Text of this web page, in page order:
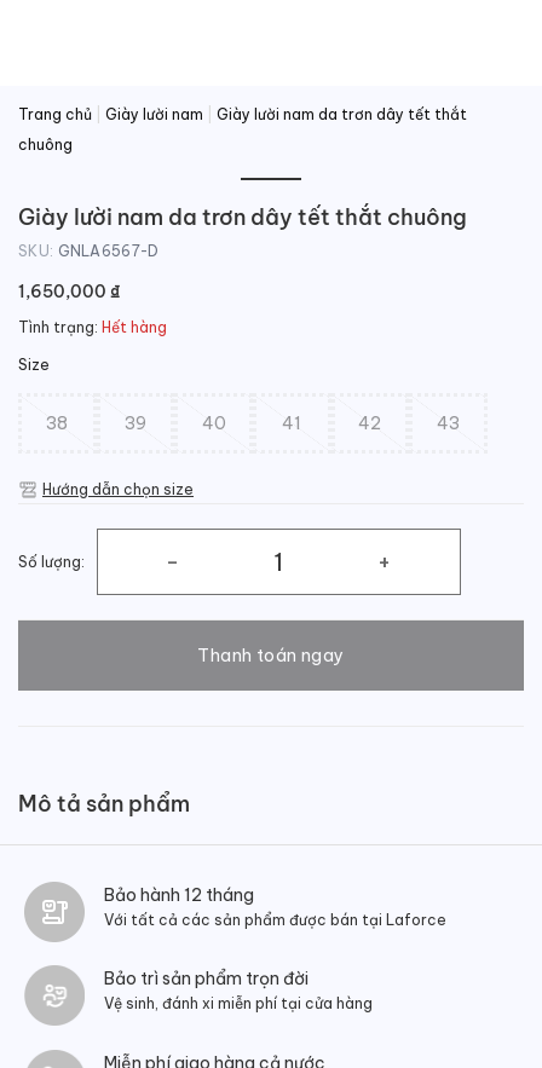
Trang chủ Giày lười nam
Giày lười nam da trơn dây tết thắt
chuông
Giày lười nam da trơn dây tết thắt chuông
SKU: GNLA6567-D
1,650,000 ₫
Tình trạng: Hết hàng
Size
38 39 40 41 42 43
Hướng dẫn chọn size
Số lượng:
Giày lười nam da trơn dây tết thắt chuông số lượng
Thanh toán ngay
Mô tả sản phẩm
Bảo hành 12 tháng
Với tất cả các sản phẩm được bán tại Laforce
Bảo trì sản phẩm trọn đời
Vệ sinh, đánh xi miễn phí tại cửa hàng
Miễn phí giao hàng cả nước